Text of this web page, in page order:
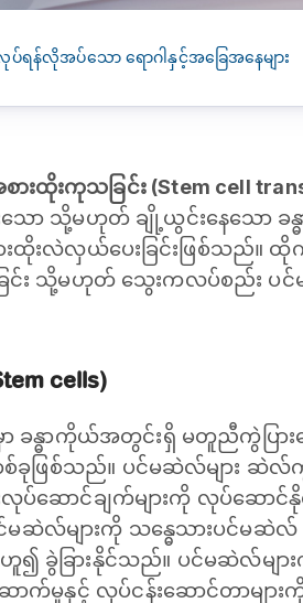
ပ်ရန်လိုအပ်သော ‌ရောဂါနှင့်အခြေအနေများ
းထိုးကုသခြင်း (Stem cell
ားသော သို့မဟုတ် ချို့ယွင်းနေသေ
းထိုးလဲလှယ်ပေးခြင်းဖြစ်သည်။
င်း သို့မဟုတ် သွေးကလပ်စည်း ပ
cells)
ဓာကိုယ်အတွင်းရှိ မတူညီကွဲပြားသေ
ဖြစ်သည်။ ပင်မဆဲလ်များ ဆဲ
ပ်ဆောင်ချက်များကို လုပ်ဆောင်
ဆဲလ်များကို သန္ဓေသားပင်မဆဲလ်
ဟူ၍ ခွဲခြားနိုင်သည်။ ပင်မဆဲလ်မျ
ာက်မှုနှင့် လုပ်ငန်းဆောင်တာမျ